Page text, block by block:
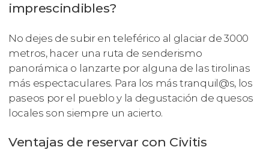
imprescindibles?
No dejes de subir en teleférico al glaciar de 3000
metros, hacer una ruta de senderismo
panorámica o lanzarte por alguna de las tirolinas
más espectaculares. Para los más tranquil@s, los
paseos por el pueblo y la degustación de quesos
locales son siempre un acierto.
Ventajas de reservar con Civitis